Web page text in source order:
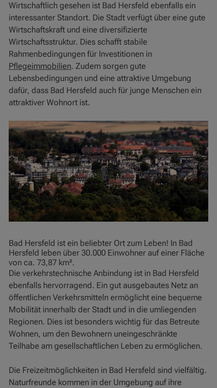
Wirtschaftlich gesehen ist Bad Hersfeld ebenfalls ein
interessanter Standort. Die Stadt verfügt über eine gute
Wirtschaftskraft und eine diversifizierte
Wirtschaftsstruktur. Dies schafft stabile
Rahmenbedingungen für Investitionen in
Pflegeimmobilien. Zudem sorgen gute
Lebensbedingungen und eine attraktive Umgebung
dafür, dass Bad Hersfeld auch für junge Menschen ein
attraktiver Wohnort ist.
Bad Hersfeld ist ein beliebter Ort zum Leben! In Bad
Hersfeld leben über 30.000 Einwohner auf einer Fläche
von ca. 73,87 km².
Die verkehrstechnische Anbindung ist in Bad Hersfeld
ebenfalls hervorragend. Ein gut ausgebautes Netz an
öffentlichen Verkehrsmitteln ermöglicht eine bequeme
Mobilität innerhalb der Stadt und in die umliegenden
Regionen. Dies ist besonders wichtig für das Betreute
Wohnen, um den Bewohnern uneingeschränkte
Teilhabe am gesellschaftlichen Leben zu ermöglichen.
Die Freizeitmöglichkeiten in Bad Hersfeld sind vielfältig.
Naturfreunde kommen in der Umgebung auf ihre